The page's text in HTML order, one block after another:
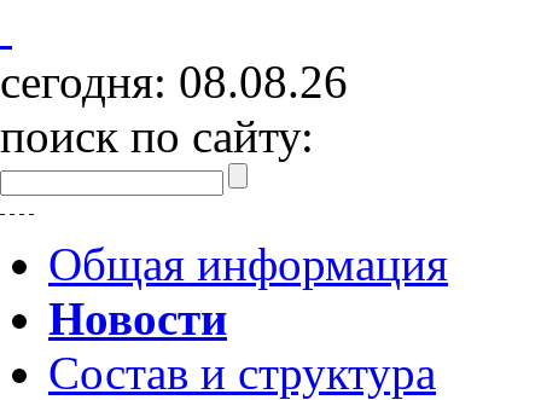
сегодня: 08.08.26
поиск по сайту:
Общая информация
Новости
Состав и структура